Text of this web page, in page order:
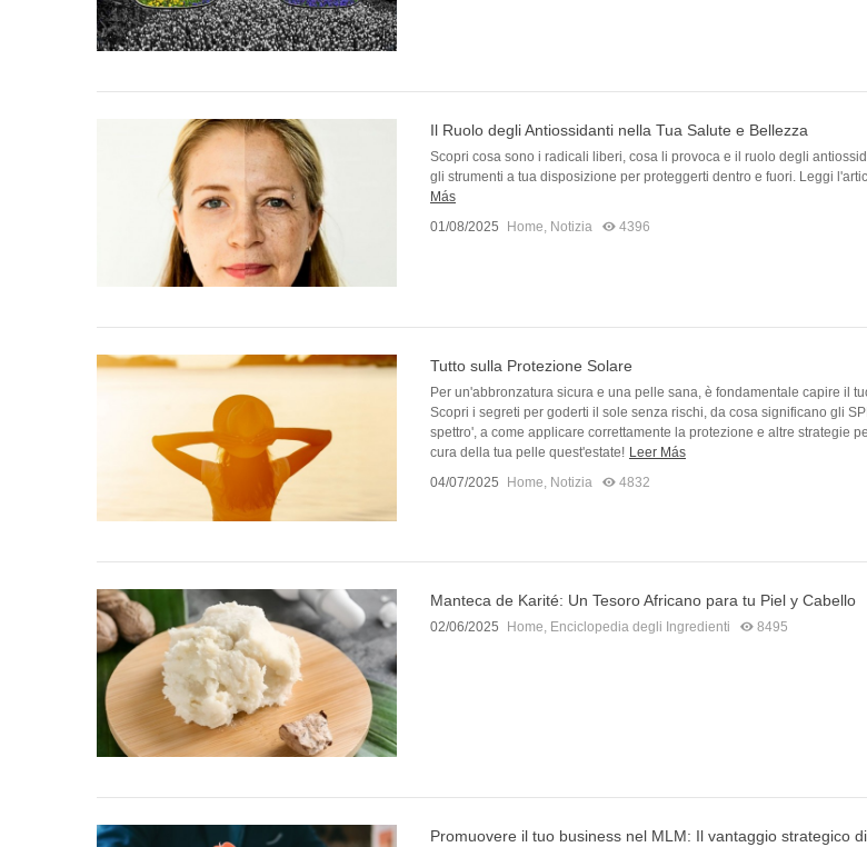
Il Ruolo degli Antiossidanti nella Tua Salute e Bellezza
Scopri cosa sono i radicali liberi, cosa li provoca e il ruolo degli
gli strumenti a tua disposizione per proteggerti dentro e fuori. Leggi
Más
01/08/2025
Home, Notizia 4396
Tutto sulla Protezione Solare
Per un'abbronzatura sicura e una pelle sana, è fondamentale capire il
Scopri i segreti per goderti il sole senza rischi, da cosa significano gli
spettro', a come applicare correttamente la protezione e altre strategie
cura della tua pelle quest'estate! Leer Más
04/07/2025
Home Notizia 4832
Manteca de Karité: Un Tesoro Africano para tu Piel y Cabello
02/06/2025 Home, Enciclopedia degli Ingredienti 8495
Promuovere il tuo business nel MLM: Il vantaggio strategico